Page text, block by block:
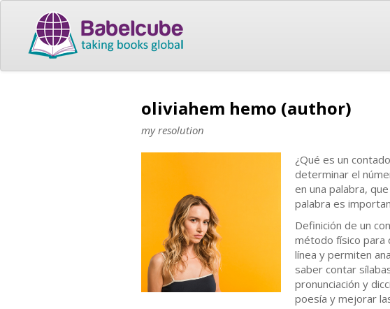
oliviahem hemo (author)
my resolution
¿Qué es un
determinar el
en una palabra,
palabra es
Definición de un
método físico para
línea y permiten
saber contar
pronunciación y
poesía y mejorar